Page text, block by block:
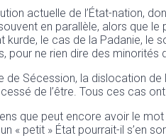
actuelle de l’État-nation,
en parallèle, alors que
kurde, le cas de la Padanie,
pour ne rien dire des minorités
de Sécession, la dislocation
de l’être. Tous ces cas
que peut encore avoir le
« petit » État pourrait-il s’en